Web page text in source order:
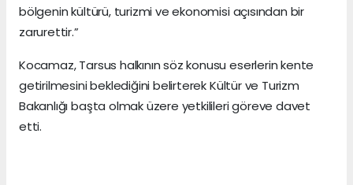
bölgenin kültürü, turizmi ve ekonomisi açısından bir
zarurettir.”
Kocamaz, Tarsus halkının söz konusu eserlerin kente
getirilmesini beklediğini belirterek Kültür ve Turizm
Bakanlığı başta olmak üzere yetkilileri göreve davet
etti.